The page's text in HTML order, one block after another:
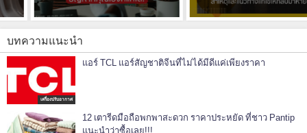
บทความแนะนำ
เครื่องปรับอากาศ
แอร์ TCL แอร์สัญชาติจีนที่ไม่ได้มีดีแค่เพียงราคา
12 เตารีดมือถือพกพาสะดวก ราคาประหยัด ที่ชาว Pantip
แนะนำว่าซื้อเลย!!!